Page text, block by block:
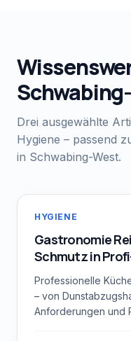
Drei ausgewählte
Hygiene – passend
in Schwabing-West.
HYGIENE
Gastronomie
Schmutz in
Professionelle
– von
Anforderungen und